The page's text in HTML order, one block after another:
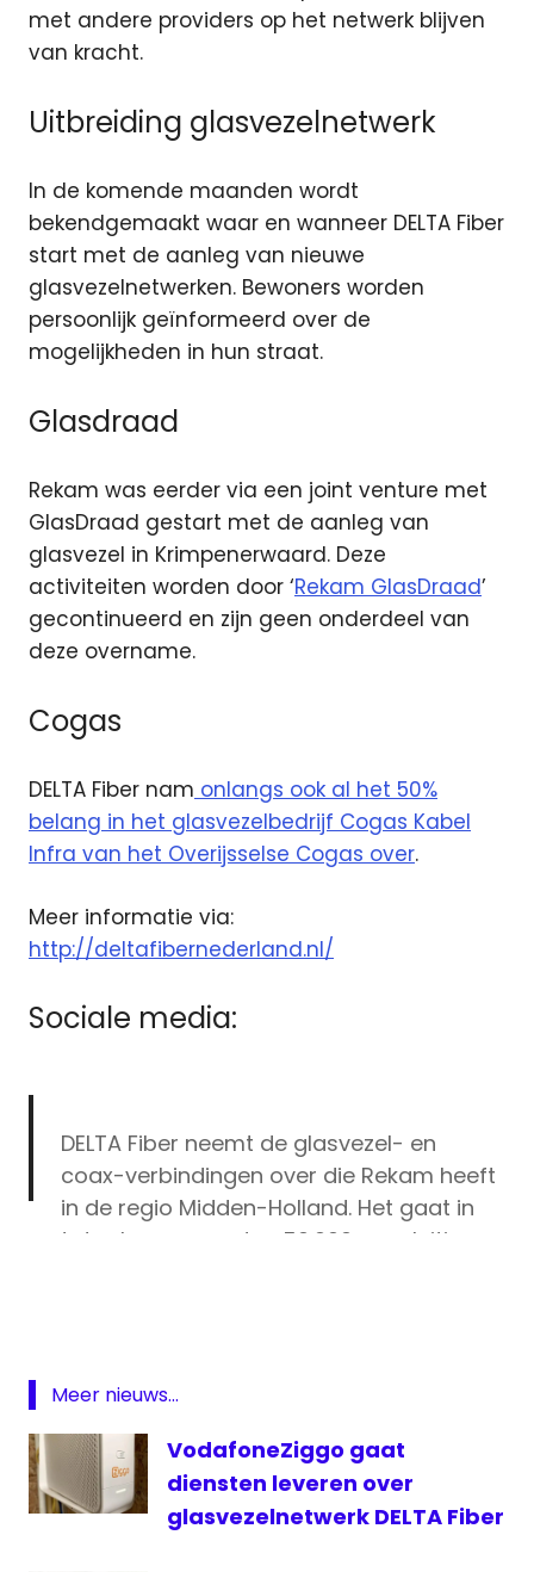
met andere providers op het netwerk blijven
van kracht.
Uitbreiding glasvezelnetwerk
In de komende maanden wordt
bekendgemaakt waar en wanneer DELTA Fiber
start met de aanleg van nieuwe
glasvezelnetwerken. Bewoners worden
persoonlijk geïnformeerd over de
mogelijkheden in hun straat.
Glasdraad
Rekam was eerder via een joint venture met
GlasDraad gestart met de aanleg van
glasvezel in Krimpenerwaard. Deze
activiteiten worden door ‘Rekam GlasDraad’
gecontinueerd en zijn geen onderdeel van
deze overname.
Cogas
DELTA Fiber nam onlangs ook al het 50%
belang in het glasvezelbedrijf Cogas Kabel
Infra van het Overijsselse Cogas over.
Meer informatie via:
http://deltafibernederland.nl/
Sociale media:
DELTA Fiber neemt de glasvezel- en
coax-verbindingen over die Rekam heeft
in de regio Midden-Holland. Het gaat in
totaal om meer dan 50.000 aansluitingen.
— DELTA Fiber (@deltafiber)
2021
REKAM
Meer nieuws...
VodafoneZiggo gaat
diensten leveren over
glasvezelnetwerk DELTA Fiber